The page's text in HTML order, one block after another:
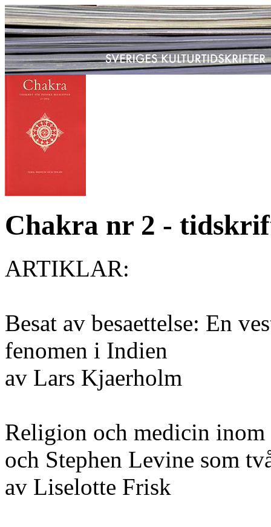
Chakra nr 2 -
ARTIKLAR:
Besat av besaettelse: En
fenomen i Indien
av Lars Kjaerholm
Religion och medicin
och Stephen Levine som
av Liselotte Frisk